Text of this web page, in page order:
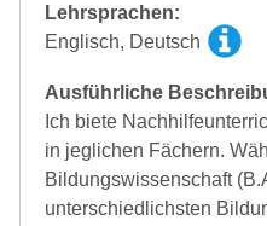
Lehrsprachen:
Englisch, Deutsch
Ausführliche
Ich biete
in jeglichen Fächern.
Bildungswissenschaft
unterschiedlichsten